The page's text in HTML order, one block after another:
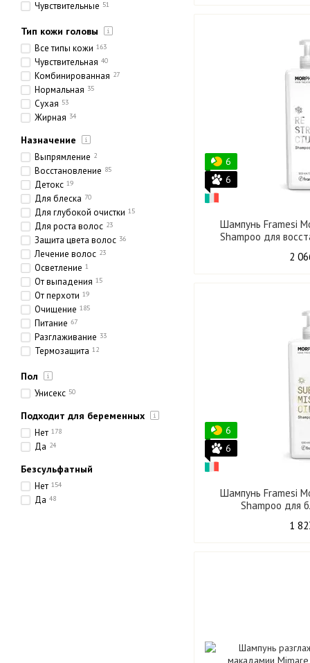
6
6
Шампунь Framesi
Shampoo для
2
6
6
Шампунь Framesi
Shampoo для
1
Чувствительные 51
Толстые 9
Пористые 38
Тип кожи головы
Все типы кожи 163
Чувствительная 40
Комбинированная 27
Нормальная 35
Сухая 53
Жирная 34
Назначение
Выпрямление 2
Восстановление 85
Детокс 19
Для блеска 70
Для глубокой очистки 15
Для роста волос 23
Защита цвета волос 36
Лечение волос 23
Осветление 1
От выпадения 15
От перхоти 19
Очищение 185
Питание 67
Разглаживание 33
Термозащита 12
Увлажнение
Укрепление
Пол
Унисекс 50
Подходит для беременных
Нет 178
Да 24
Безсульфатный
Нет 154
Да 48